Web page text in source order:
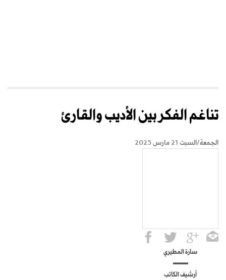
تناغم الفكر بين الأديب والقارئ
الجمعة/السبت 21 مارس 2025
سارة المطيري
أرشيف الكاتب